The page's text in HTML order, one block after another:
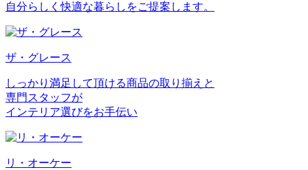
自分らしく快適な暮らしをご提案します。
ザ・グレース
しっかり満足して頂ける商品の取り揃えと
専門スタッフが
インテリア選びをお手伝い
リ・オーケー